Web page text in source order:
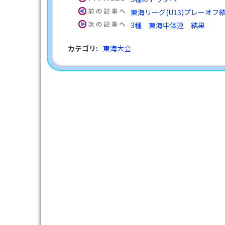
東海リーグ(U13)プレーオフ
3種 東海中体連 結果
カテゴリ : 東海大会